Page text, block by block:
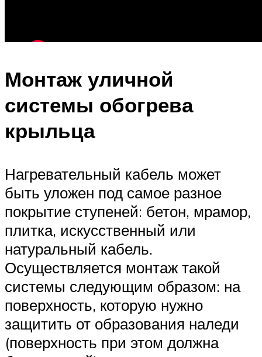
Монтаж уличной
системы обогрева
крыльца
Нагревательный кабель может
быть уложен под самое разное
покрытие ступеней: бетон, мрамор,
плитка, искусственный или
натуральный кабель.
Осуществляется монтаж такой
системы следующим образом: на
поверхность, которую нужно
защитить от образования наледи
(поверхность при этом должна